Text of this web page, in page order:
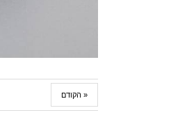
« הקודם